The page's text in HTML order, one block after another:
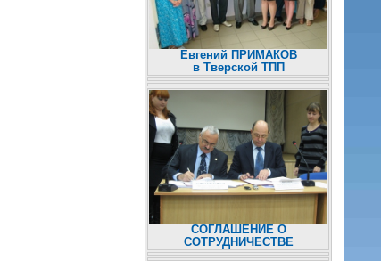
Евгений ПРИМАКОВ
в Тверской ТПП
СОГЛАШЕНИЕ О
СОТРУДНИЧЕСТВЕ